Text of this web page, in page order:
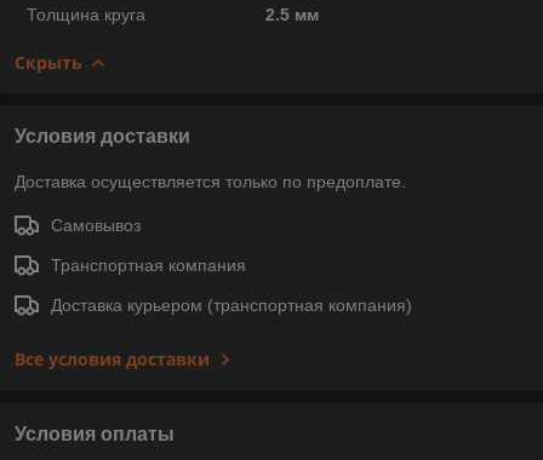
Толщина круга
2.5 мм
Скрыть
Условия доставки
Доставка осуществляется только по предоплате.
Самовывоз
Транспортная компания
Доставка курьером (транспортная компания)
Все условия доставки
Условия оплаты